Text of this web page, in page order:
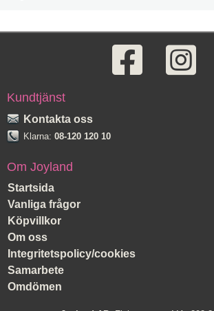
Kundtjänst
Kontakta oss
Klarna: 08-120 120 10
Om Joyland
Startsida
Vanliga frågor
Köpvillkor
Om oss
Integritetspolicy/cookies
Samarbete
Omdömen